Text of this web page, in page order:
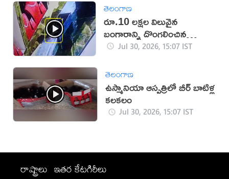
తెలంగాణ
రూ.10 లక్షల విలువైన
బంగారాన్ని దొంగలించిన
‘ఎలుక’ (వీడియో)
Jul 30, 2026, 15:07 IST
తెలంగాణ
ఉస్మానియా ఆస్పత్రిలో బీర్ బాటిళ్ల
కలకలం
Jul 30, 2026, 15:07 IST
రాష్ట్రాలు ఇతర కేటగిరీలు